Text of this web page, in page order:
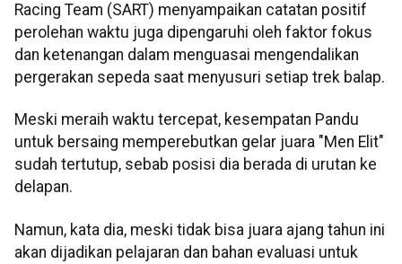
Racing Team (SART) menyampaikan catatan positif
perolehan waktu juga dipengaruhi oleh faktor fokus
dan ketenangan dalam menguasai mengendalikan
pergerakan sepeda saat menyusuri setiap trek balap.
Meski meraih waktu tercepat, kesempatan Pandu
untuk bersaing memperebutkan gelar juara "Men Elit"
sudah tertutup, sebab posisi dia berada di urutan ke
delapan.
Namun, kata dia, meski tidak bisa juara ajang tahun ini
akan dijadikan pelajaran dan bahan evaluasi untuk